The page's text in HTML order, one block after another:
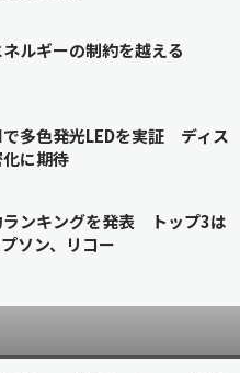
ルギーの制約を越える
多色発光LEDを実証 ディス
に期待
ランキングを発表 トップ3は
ソン、リコー